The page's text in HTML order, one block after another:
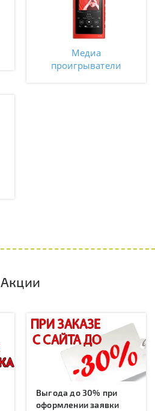
Медиа
проигрыватели
Акции
Выгода до 30% при
оформлении заявки